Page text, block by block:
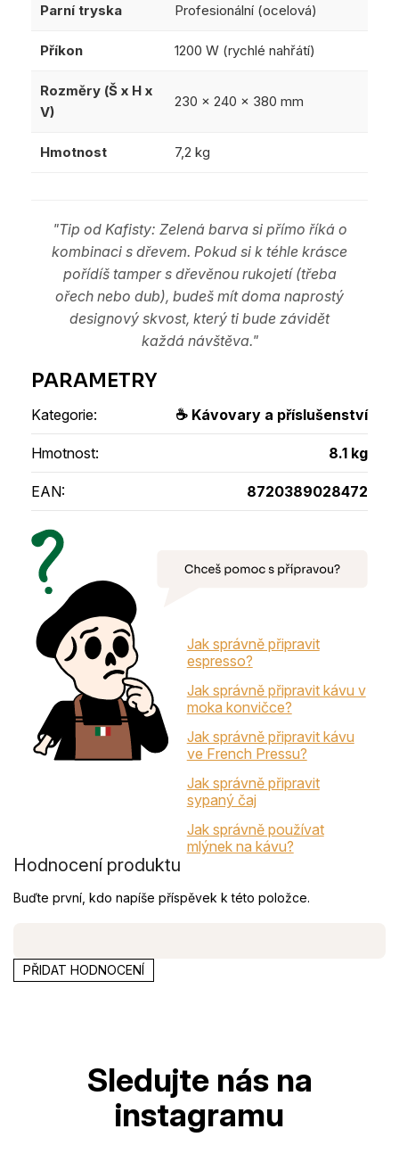
Parní tryska Profesionální (ocelová)
Příkon 1200 W (rychlé nahřátí)
Rozměry (Š x H x
V)
230 x 240 x 380 mm
Hmotnost 7,2 kg
"Tip od Kafisty: Zelená barva si přímo říká o
kombinaci s dřevem. Pokud si k téhle krásce
pořídíš tamper s dřevěnou rukojetí (třeba
ořech nebo dub), budeš mít doma naprostý
designový skvost, který ti bude závidět
každá návštěva."
Kategorie: ☕ Kávovary a příslušenství
Hmotnost: 8.1 kg
EAN: 8720389028472
Jak správně připravit
espresso?
Jak správně připravit kávu v
moka konvičce?
Jak správně připravit kávu
ve French Pressu?
Jak správně připravit
sypaný čaj
Jak správně používat
mlýnek na kávu?
Hodnocení produktu
Buďte první, kdo napíše příspěvek k této položce.
PŘIDAT HODNOCENÍ